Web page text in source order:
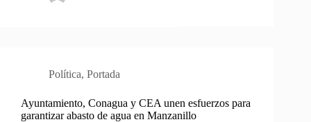
Política, Portada
Ayuntamiento, Conagua y CEA unen esfuerzos para
garantizar abasto de agua en Manzanillo